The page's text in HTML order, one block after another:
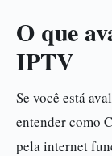
O que
IPTV
Se você está
entender como
pela internet